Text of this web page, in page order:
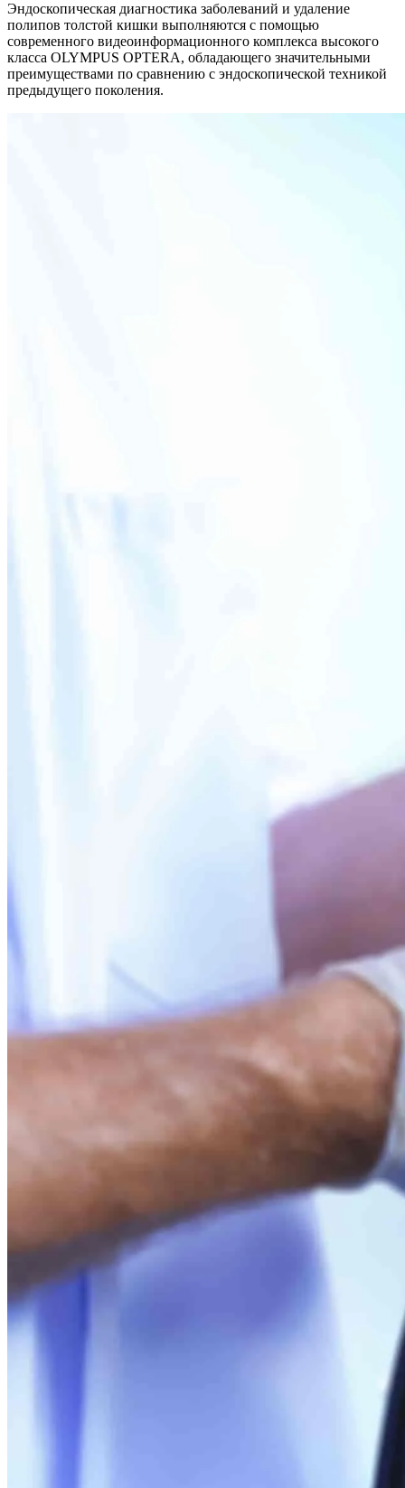
Эндоскопическая диагностика заболеваний и удаление
полипов толстой кишки выполняются с помощью
современного видеоинформационного комплекса высокого
класса OLYMPUS OPTERA, обладающего значительными
преимуществами по сравнению с эндоскопической техникой
предыдущего поколения.